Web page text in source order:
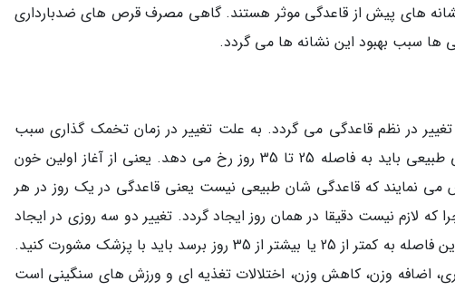
های پیش از قاعدگی موثر هستند. گاهی مصرف قرص های ضدبارداری
سبب بهبود این نشانه ها می گردد.
در نظم قاعدگی می گردد. به علت تغییر در زمان تخمک گذاری سبب
بروز قاعدگی غیر از موعد معین می گردد. قاعدگی طبیعی باید به فاصله 25 تا 35 روز رخ می دهد. یعنی از آغاز اولین خون
می نمایند که قاعدگی شان طبیعی نیست یعنی قاعدگی در یک روز در هر
که لازم نیست دقیقا در همان روز ایجاد گردد. تغییر دو سه روزی در ایجاد
قاعدگی مشکل خاصی نیست. اما در صورتی که این فاصله به کمتر از 25 یا بیشتر از 35 روز برسد باید با پزشک مشورت کنید.
اضافه وزن، کاهش وزن، اختلالات تغذیه ای و ورزش های سنگینی است